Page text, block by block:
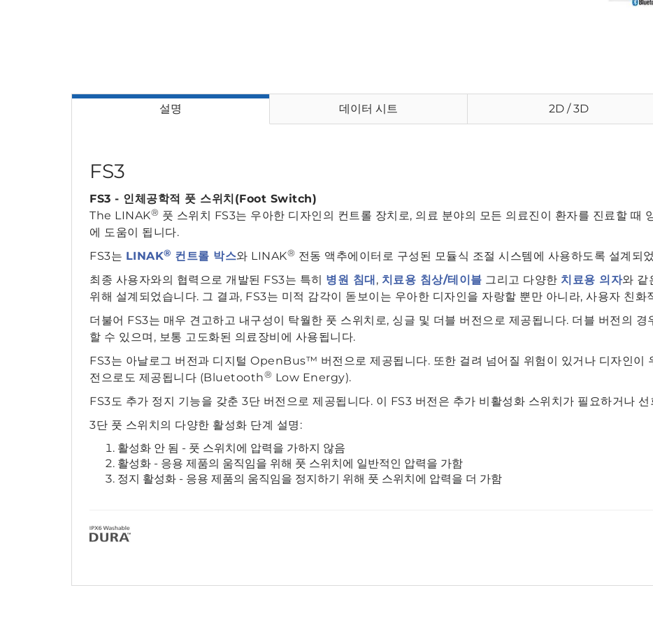
설명 데이터 시트 2D / 3D
FS3
FS3 - 인체공학적 풋 스위치(Foot Switch)
The LINAK® 풋 스위치 FS3는 우아한 디자인의 컨트롤 장치로, 의료 분야의 모든 의료진이 환자를 진료할 때
에 도움이 됩니다.
FS3는 LINAK® 컨트롤 박스와 LINAK® 전동 액추에이터로 구성된 모듈식 조절 시스템에 사용하도록 설계되
최종 사용자와의 협력으로 개발된 FS3는 특히 병원 침대 , 치료용 침상/테이블 그리고 다양한 치료용 의자와 같
위해 설계되었습니다. 그 결과, FS3는 미적 감각이 돋보이는 우아한 디자인을 자랑할 뿐만 아니라, 사용자 친화
더불어 FS3는 매우 견고하고 내구성이 탁월한 풋 스위치로, 싱글 및 더블 버전으로 제공됩니다. 더블 버전의
할 수 있으며, 보통 고도화된 의료장비에 사용됩니다.
FS3는 아날로그 버전과 디지털 OpenBus™ 버전으로 제공됩니다. 또한 걸려 넘어질 위험이 있거나 디자인이
전으로도 제공됩니다 (Bluetooth® Low Energy).
FS3도 추가 정지 기능을 갖춘 3단 버전으로 제공됩니다. 이 FS3 버전은 추가 비활성화 스위치가 필요하거나
3단 풋 스위치의 다양한 활성화 단계 설명:
활성화 안 됨 - 풋 스위치에 압력을 가하지 않음
활성화 - 응용 제품의 움직임을 위해 풋 스위치에 일반적인 압력을 가함
정지 활성화 - 응용 제품의 움직임을 정지하기 위해 풋 스위치에 압력을 더 가함